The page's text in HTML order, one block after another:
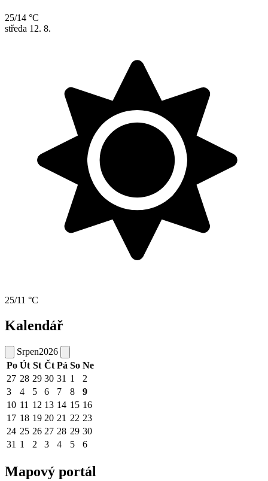
25/14 °C
středa 12. 8.
25/11 °C
Kalendář
Srpen2026
Po Út St Čt Pá So Ne
27 28 29 30 31 1
2
3
4 5 6 7 8
9
10 11 12 13 14 15 16
17 18 19 20 21 22 23
24 25 26 27 28 29 30
31 1 2 3 4 5 6
Mapový portál